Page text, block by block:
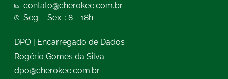
contato@cherokee.com.br
Seg. - Sex. : 8 - 18h
DPO | Encarregado de Dados
Rogério Gomes da Silva
dpo@cherokee.com.br